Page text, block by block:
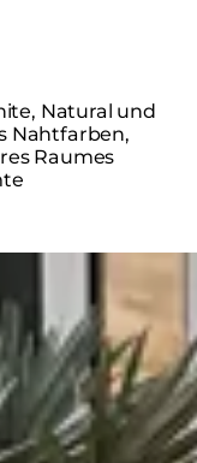
Natural und
Nahtfarben,
Raumes